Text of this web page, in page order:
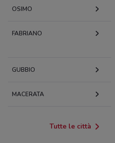
OSIMO
FABRIANO
GUBBIO
MACERATA
Tutte le città